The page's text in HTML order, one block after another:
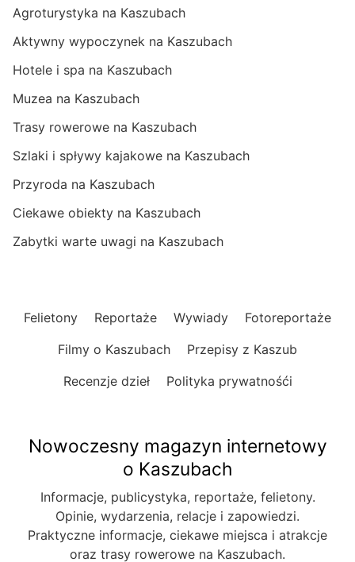
Agroturystyka na Kaszubach
Aktywny wypoczynek na Kaszubach
Hotele i spa na Kaszubach
Muzea na Kaszubach
Trasy rowerowe na Kaszubach
Szlaki i spływy kajakowe na Kaszubach
Przyroda na Kaszubach
Ciekawe obiekty na Kaszubach
Zabytki warte uwagi na Kaszubach
Felietony Reportaże Wywiady
Fotoreportaże
Filmy o Kaszubach
Przepisy z Kaszub
Recenzje dzieł
Polityka prywatnośći
Nowoczesny magazyn internetowy
o Kaszubach
Informacje, publicystyka, reportaże, felietony.
Opinie, wydarzenia, relacje i zapowiedzi.
Praktyczne informacje, ciekawe miejsca i atrakcje
oraz trasy rowerowe na Kaszubach.